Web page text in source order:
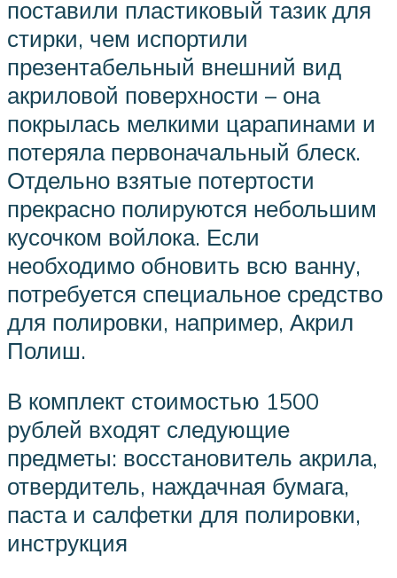
поставили пластиковый тазик для
стирки, чем испортили
презентабельный внешний вид
акриловой поверхности – она
покрылась мелкими царапинами и
потеряла первоначальный блеск.
Отдельно взятые потертости
прекрасно полируются небольшим
кусочком войлока. Если
необходимо обновить всю ванну,
потребуется специальное средство
для полировки, например, Акрил
Полиш.
В комплект стоимостью 1500
рублей входят следующие
предметы: восстановитель акрила,
отвердитель, наждачная бумага,
паста и салфетки для полировки,
инструкция